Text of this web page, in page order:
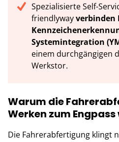
Spezialisierte Self-
friendlywayverbinden
Systemintegration
einem durchgängigen
Werkstor.
Warum die
Werken zum
Die Fahrerabfertigung klingt